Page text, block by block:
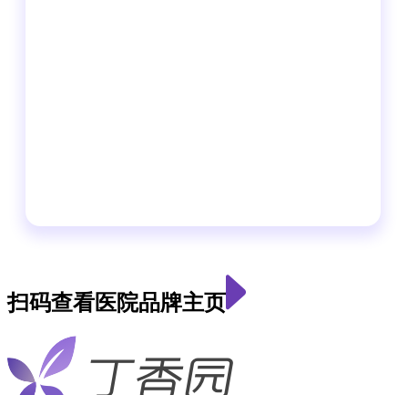
扫码查看医院品牌主页